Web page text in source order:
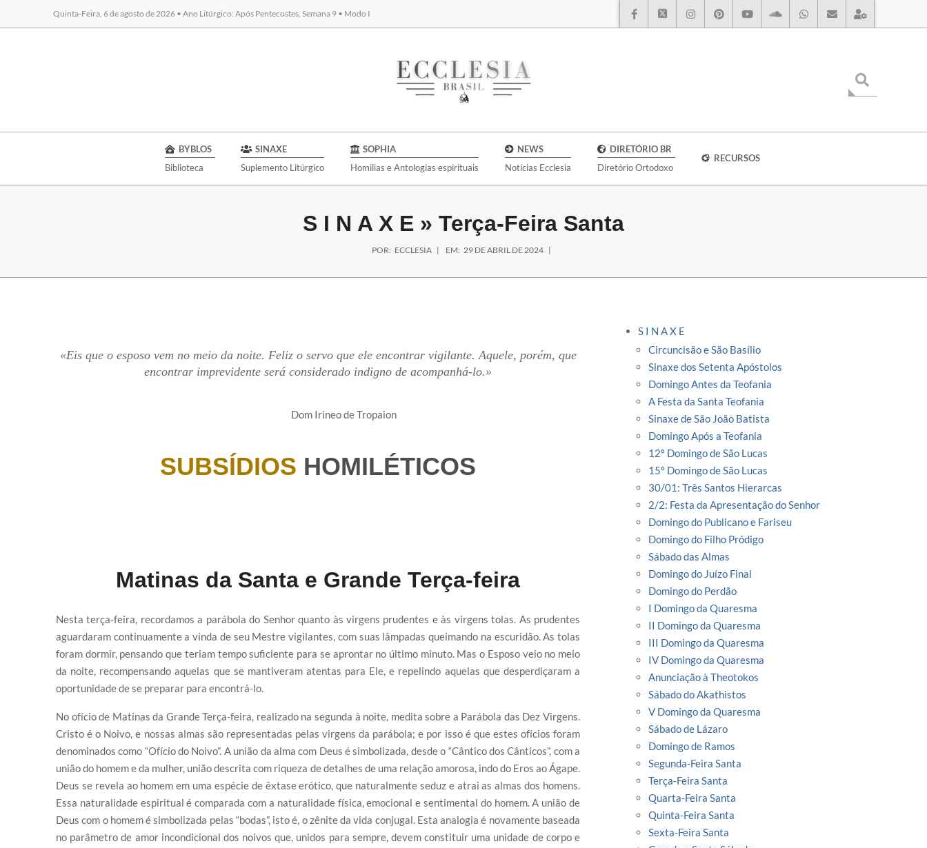
Quinta-Feira, 6 de agosto de 2026 • Ano Litúrgico: Após Pentecostes, Semana 9 • Modo I
BYBLOS
BYBLOS
Biblioteca
SINAXE
Suplemento Litúrgico
SOPHIA
Homilias e Antologias espirituais
NEWS
Notícias Ecclesia
DIRETÓRIO BR
Diretório Ortodoxo
RECURSOS
S I N A X E » Terça-Feira Santa
POR: ECCLESIA EM: 29 DE ABRIL DE 2024
«Eis que o esposo vem no meio da noite. Feliz o servo que ele encontrar vigilante. Aquele, porém, que
encontrar imprevidente será considerado indigno de acompanhá-lo.»
Dom Irineo de Tropaion​
SUBSÍDIOS HOMILÉTICOS​
Matinas da Santa e Grande Terça-feira
Nesta terça-feira, recordamos a parábola do Senhor quanto às virgens prudentes e às virgens tolas. As prudentes
aguardaram continuamente a vinda de seu Mestre vigilantes, com suas lâmpadas queimando na escuridão. As tolas
foram dormir, pensando que teriam tempo suficiente para se aprontar no último minuto. Mas o Esposo veio no meio
da noite, recompensando aquelas que se mantiveram atentas para Ele, e repelindo aquelas que desperdiçaram a
oportunidade de se preparar para encontrá-lo.
No ofício de Matinas da Grande Terça-feira, realizado na segunda à noite, medita sobre a Parábola das Dez Virgens.
Cristo é o Noivo, e nossas almas são representadas pelas virgens da parábola; e por isso é que estes ofícios foram
denominados como “Ofício do Noivo”. A união da alma com Deus é simbolizada, desde o “Cântico dos Cânticos”, com a
união do homem e da mulher, união descrita com riqueza de detalhes de uma relação amorosa, indo do Eros ao Ágape.
Deus se revela ao homem em uma espécie de êxtase erótico, que naturalmente seduz e atrai as almas dos homens.
Essa naturalidade espiritual é comparada com a naturalidade física, emocional e sentimental do homem. A união de
Deus com o homem é simbolizada pelas “bodas”, isto é, o zênite da vida conjugal. Esta analogia é novamente baseada
no parâmetro de amor incondicional dos noivos que, unidos para sempre, devem constituir uma unidade de corpo e
S I N A X E
Circuncisão e São Basílio
Sinaxe dos Setenta Apóstolos
Domingo Antes da Teofania
A Festa da Santa Teofania
Sinaxe de São João Batista
Domingo Após a Teofania
12º Domingo de São Lucas
15º Domingo de São Lucas
30/01: Três Santos Hierarcas
2/2: Festa da Apresentação do Senhor
Domingo do Publicano e Fariseu
Domingo do Filho Pródigo
Sábado das Almas
Domingo do Juízo Final
Domingo do Perdão
I Domingo da Quaresma
II Domingo da Quaresma
III Domingo da Quaresma
IV Domingo da Quaresma
Anunciação à Theotokos
Sábado do Akathistos
V Domingo da Quaresma
Sábado de Lázaro
Domingo de Ramos
Segunda-Feira Santa
Terça-Feira Santa
Quarta-Feira Santa
Quinta-Feira Santa
Sexta-Feira Santa